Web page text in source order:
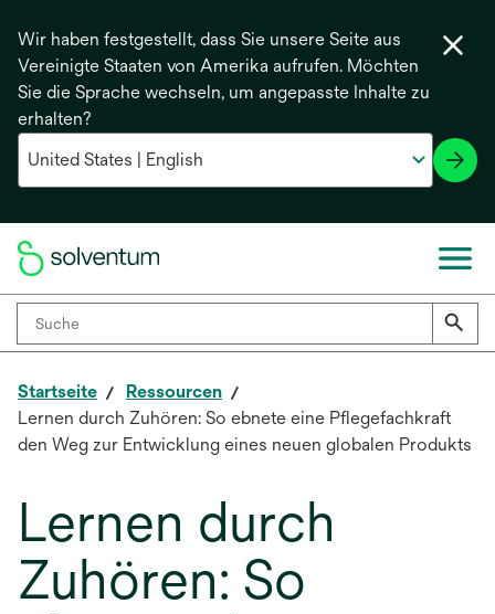
Wir haben festgestellt, dass Sie unsere Seite aus
Vereinigte Staaten von Amerika aufrufen. Möchten
Sie die Sprache wechseln, um angepasste Inhalte zu
erhalten?
Startseite
Ressourcen
Lernen durch Zuhören: So ebnete eine Pflegefachkraft
den Weg zur Entwicklung eines neuen globalen Produkts
Lernen durch
Zuhören: So